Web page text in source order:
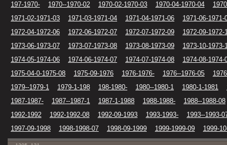
197-1970-
1970--1970-02 1970-02-1970-03 1970-04-1970-04
1971-02-1971-03
1971-03-1971-04 1971-04-1971-06 1971-06-1971-
1972-04-1972-06
1972-06-1972-07 1972-07-1972-09 1972-09-1972-
1973-06-1973-07
1973-07-1973-08 1973-08-1973-09 1973-10-1973-
1974-05-1974-06
1974-06-1974-07 1974-07-1974-08 1974-08-1974-
1975-04-0-1975-08
1975-09-1976 1976-1976- 1976--1976-05
1979--1979-1
1979-1-198 198-1980- 1980--1980-1 1980-1-1981
1987-1987-
1987--1987-1 1987-1-1988 1988-1988- 1988--1988-08
1992-1992
1992-1992-08 1992-09-1993 1993-1993- 1993--1993-
1997-09-1998
1998-1998-07 1998-09-1999 1999-1999-09 1999-